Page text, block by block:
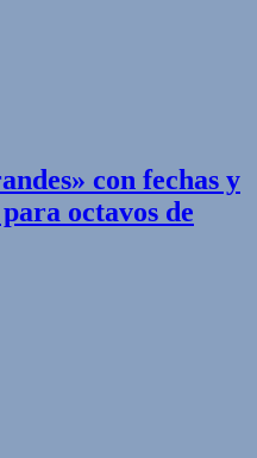
con fechas y
octavos de